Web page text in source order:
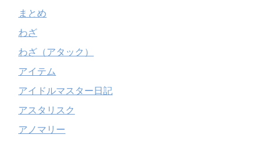
まとめ
わざ
わざ（アタック）
アイテム
アイドルマスター日記
アスタリスク
アノマリー